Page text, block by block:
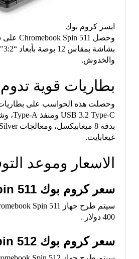
ايسر كروم بوك
والخدوش.
بطاريات قوية
غيغابايت.
الاسعار وموعد
سعر كروم بوك Spin 511
400 دولار .
سعر كروم بوك Spin 512